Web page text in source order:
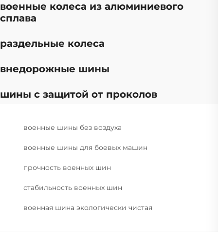
военные колеса из алюминиевого
сплава
раздельные колеса
внедорожные шины
шины с защитой от проколов
военные шины без воздуха
военные шины для боевых машин
прочность военных шин
стабильность военных шин
военная шина экологически чистая